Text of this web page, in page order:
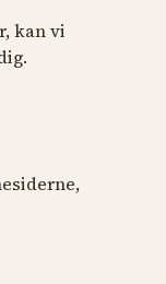
kan vi